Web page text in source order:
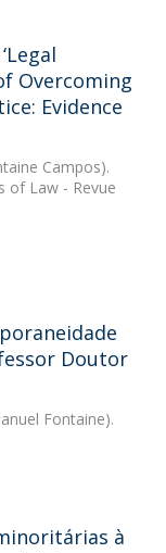
Overcoming
Evidence
Campos).
of Law - Revue

Doutor
Fontaine).
à